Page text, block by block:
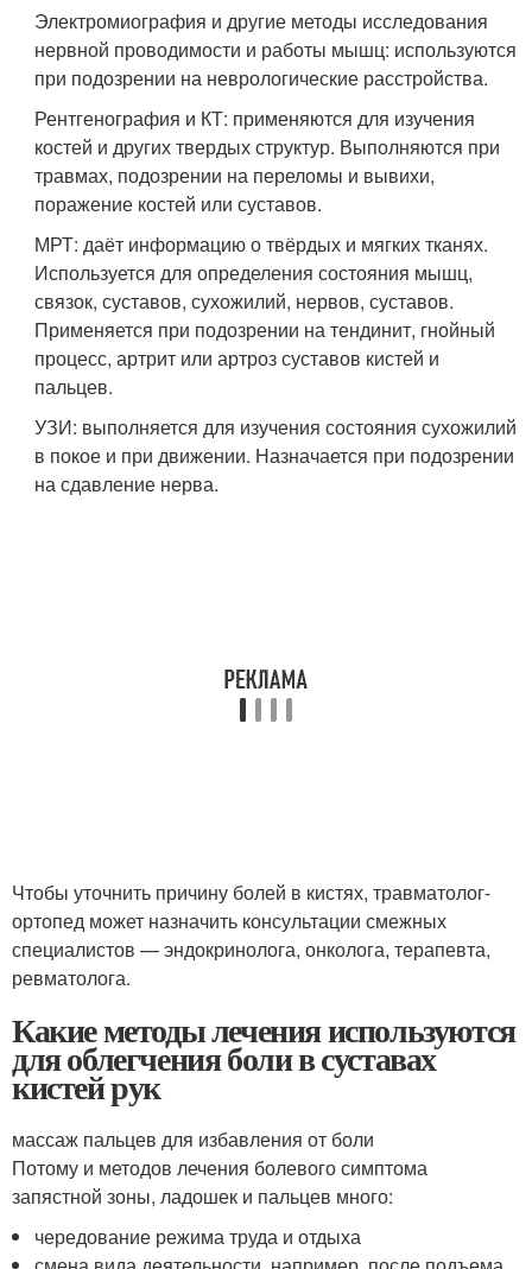
Электромиография и другие методы исследования
нервной проводимости и работы мышц: используются
при подозрении на неврологические расстройства.
Рентгенография и КТ: применяются для изучения
костей и других твердых структур. Выполняются при
травмах, подозрении на переломы и вывихи,
поражение костей или суставов.
МРТ: даёт информацию о твёрдых и мягких тканях.
Используется для определения состояния мышц,
связок, суставов, сухожилий, нервов, суставов.
Применяется при подозрении на тендинит, гнойный
процесс, артрит или артроз суставов кистей и
пальцев.
УЗИ: выполняется для изучения состояния сухожилий
в покое и при движении. Назначается при подозрении
на сдавление нерва.
Чтобы уточнить причину болей в кистях, травматолог-
ортопед может назначить консультации смежных
специалистов — эндокринолога, онколога, терапевта,
ревматолога.
Какие методы лечения используются
для облегчения боли в суставах
кистей рук
массаж пальцев для избавления от боли
Потому и методов лечения болевого симптома
запястной зоны, ладошек и пальцев много:
чередование режима труда и отдыха